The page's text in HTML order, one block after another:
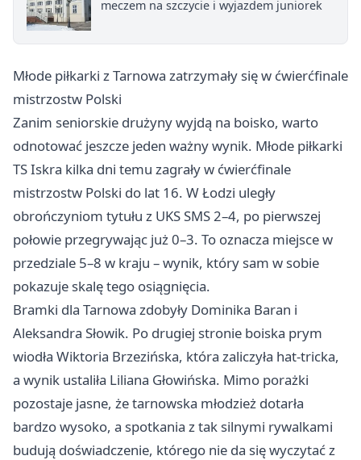
meczem na szczycie i wyjazdem juniorek
Młode piłkarki z Tarnowa zatrzymały się w ćwierćfinale
mistrzostw Polski
Zanim seniorskie drużyny wyjdą na boisko, warto
odnotować jeszcze jeden ważny wynik. Młode piłkarki
TS Iskra kilka dni temu zagrały w ćwierćfinale
mistrzostw Polski do lat 16. W Łodzi uległy
obrończyniom tytułu z UKS SMS 2–4, po pierwszej
połowie przegrywając już 0–3. To oznacza miejsce w
przedziale 5–8 w kraju – wynik, który sam w sobie
pokazuje skalę tego osiągnięcia.
Bramki dla Tarnowa zdobyły Dominika Baran i
Aleksandra Słowik. Po drugiej stronie boiska prym
wiodła Wiktoria Brzezińska, która zaliczyła hat-tricka,
a wynik ustaliła Liliana Głowińska. Mimo porażki
pozostaje jasne, że tarnowska młodzież dotarła
bardzo wysoko, a spotkania z tak silnymi rywalkami
budują doświadczenie, którego nie da się wyczytać z